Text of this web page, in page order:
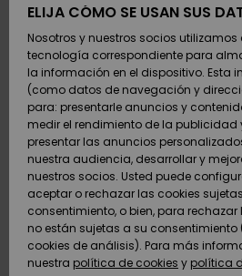
Zapatos y
chanclas
Surf
Snow
Novedades
Zapatos y
chanclas
Surf
Snow
Novedades
Destacados
Snow
SURF
Highlights
Comunidad
SNOW
Snow Niños
Tienda
Snow Mujer
Destacados
Comunidad
DOBLE
PROMO
Outlet
Mujer
AYUDA &
CONTACTO
Devoluciones
Pago
Tarjeta de
regalo
Quiksilver
Freedom
Protección de
datos
personales
ELIJA CÓMO SE USAN SUS
Nosotros y nuestros socios utilizamos
tecnología correspondiente para
la información en el dispositivo. Esta
(como datos de navegación y
para: presentarle anuncios y
medir el rendimiento de la publicidad
presentar las anuncios
nuestra audiencia, desarrollar y
nuestros socios. Usted puede
aceptar o rechazar las cookies
consentimiento, o bien, para
no están sujetas a su
cookies de análisis). Para más
nuestra política de cookies y política